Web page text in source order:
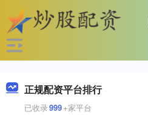
正规配资平台排行
已收录999+家平台